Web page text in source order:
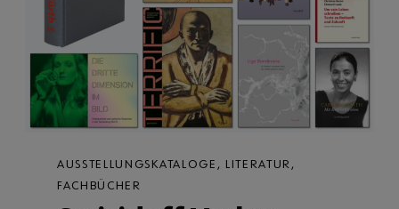
AUSSTELLUNGSKATALOGE, LITERATUR,
FACHBÜCHER